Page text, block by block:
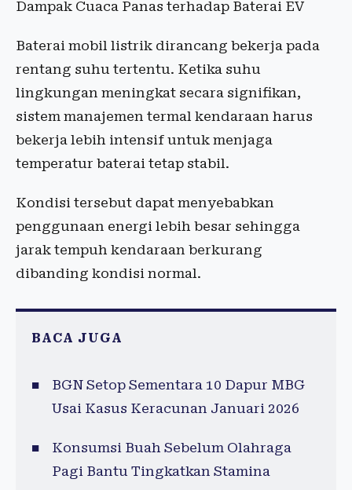
Dampak Cuaca Panas terhadap Baterai EV
Baterai mobil listrik dirancang bekerja pada
rentang suhu tertentu. Ketika suhu
lingkungan meningkat secara signifikan,
sistem manajemen termal kendaraan harus
bekerja lebih intensif untuk menjaga
temperatur baterai tetap stabil.
Kondisi tersebut dapat menyebabkan
penggunaan energi lebih besar sehingga
jarak tempuh kendaraan berkurang
dibanding kondisi normal.
BACA JUGA
BGN Setop Sementara 10 Dapur MBG
Usai Kasus Keracunan Januari 2026
Konsumsi Buah Sebelum Olahraga
Pagi Bantu Tingkatkan Stamina